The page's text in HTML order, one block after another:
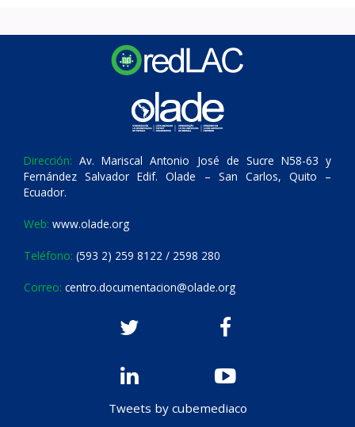
Dirección: Av. Mariscal Antonio José de Sucre N58-63 y
Fernández Salvador Edif. Olade – San Carlos, Quito –
Ecuador.
Web: www.olade.org
Teléfono: (593 2) 259 8122 / 2598 280
Correo: centro.documentacion@olade.org
Tweets by cubemediaco